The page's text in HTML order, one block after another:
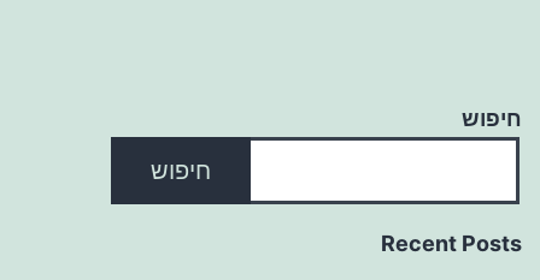
חיפוש
חיפוש
Recent Posts